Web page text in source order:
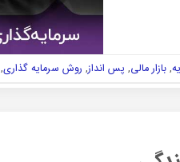
,بازار مالی, پس انداز, روش سرمایه گذاری,